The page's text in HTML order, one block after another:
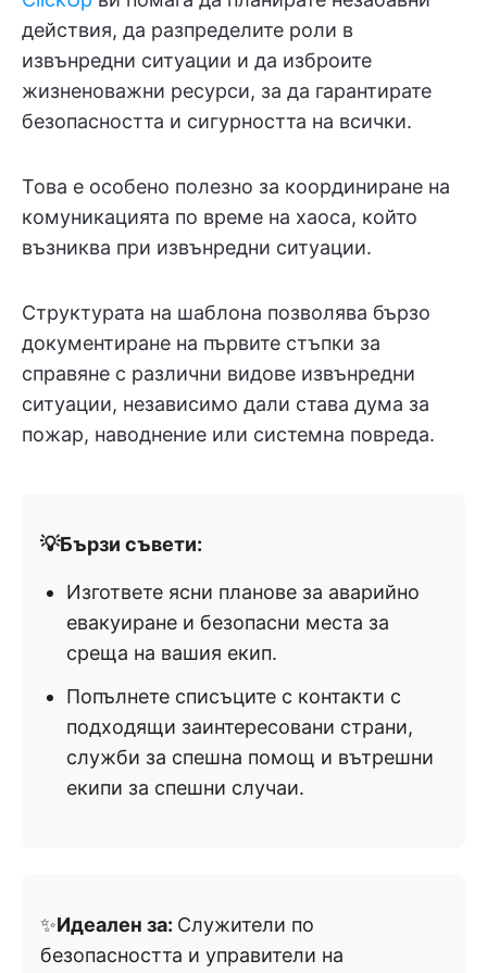
действия, да разпределите роли в
извънредни ситуации и да изброите
жизненоважни ресурси, за да гарантирате
безопасността и сигурността на всички.
Това е особено полезно за координиране на
комуникацията по време на хаоса, който
възниква при извънредни ситуации.
Структурата на шаблона позволява бързо
документиране на първите стъпки за
справяне с различни видове извънредни
ситуации, независимо дали става дума за
пожар, наводнение или системна повреда.
💡Бързи съвети:
Изгответе ясни планове за аварийно
евакуиране и безопасни места за
среща на вашия екип.
Попълнете списъците с контакти с
подходящи заинтересовани страни,
служби за спешна помощ и вътрешни
екипи за спешни случаи.
✨Идеален за: Служители по
безопасността и управители на